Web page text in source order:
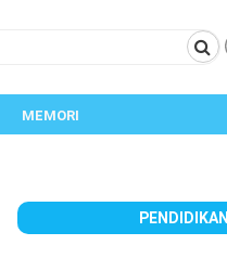
MEMORI
PENDIDIKAN